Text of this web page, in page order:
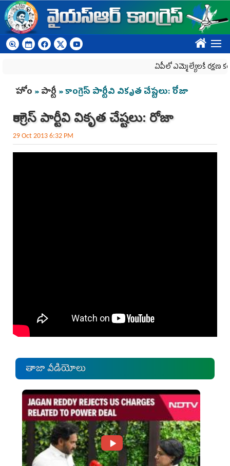
Skip to main content
????
ఏపీలో ఎమ్మెల్యేల‌కే ర‌క్ష‌ణ
You are here
హోం »పార్టీ » కాంగ్రెస్ పార్టీవి వికృత చేష్టలు: రోజా
కాంగ్రెస్ పార్టీవి వికృత చేష్టలు: రోజా
29 Oct 2013 6:32 PM
తాజా వీడియోలు